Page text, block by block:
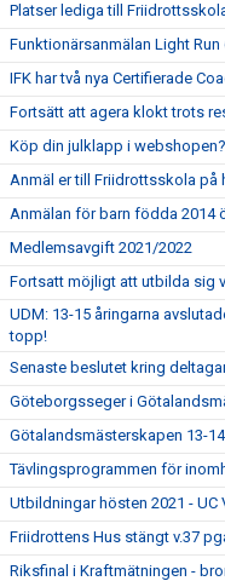
Platser lediga till
Funktionärsanmälan Light Run
IFK har två nya Certifierade
Fortsätt att agera klokt trots
Köp din julklapp i
Anmäl er till Friidrottsskola på
Anmälan för barn födda 2014
Medlemsavgift 2021/2022
Fortsatt möjligt att utbilda sig
UDM: 13-15 åringarna
topp!
Senaste beslutet kring
Göteborgsseger i
Götalandsmästerskapen 13-
Tävlingsprogrammen för
Utbildningar hösten 2021 - UC
Friidrottens Hus stängt v.37
Riksfinal i Kraftmätningen -